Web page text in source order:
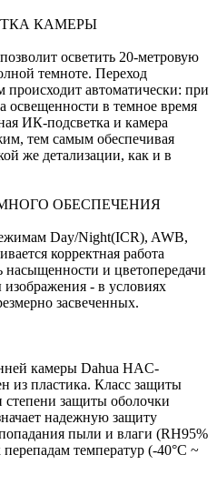
КАМЕРЫ
осветить 20-метровую
темноте. Переход
автоматически: при
освещенности в темное время
ИК-подсветка и камера
тем самым обеспечивая
же детализации, как и в
ОБЕСПЕЧЕНИЯ
Day/Night(ICR), AWB,
корректная работа
насыщенности и цветопередачи
- в условиях
засвеченных.
камеры Dahua HAC-
из пластика. Класс защиты
степени защиты оболочки
надежную защиту
пыли и влаги (RH95%
температур (-40°C ~